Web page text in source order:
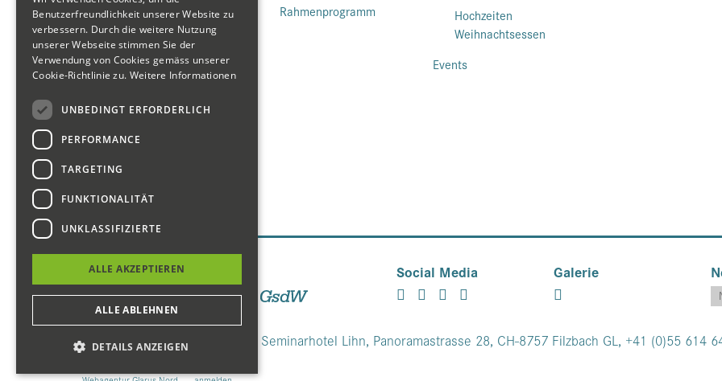
3* Panorama
3* Gartenblick
1* Nostalgie
Angebote
Motorrad-Touren
Rahmenprogramm
Hochzeiten
Weihnachtsessen
Events
Unsere Seiten Social Media Galerie
Seminarhotel Lihn, Panoramastrasse 28, CH-8757 Filzbach GL, +41 (0)55 614
FRENCH
Benutzerfreundlichkeit unserer Website zu
verbessern. Durch die weitere Nutzung
unserer Webseite stimmen Sie der
Verwendung von Cookies gemäss unserer
Cookie-Richtlinie zu. Weitere Informationen
UNBEDINGT ERFORDERLICH
PERFORMANCE
TARGETING
FUNKTIONALITÄT
UNKLASSIFIZIERTE
ALLE AKZEPTIEREN
ALLE ABLEHNEN
DETAILS ANZEIGEN